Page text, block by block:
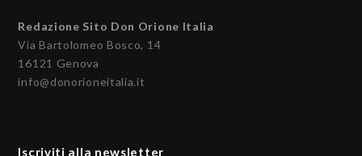
Redazione Sito Don Orione Italia
Via Bartolomeo Bosco, 14
16121 Genova
info@donorioneitalia.it
Iscriviti alla newsletter